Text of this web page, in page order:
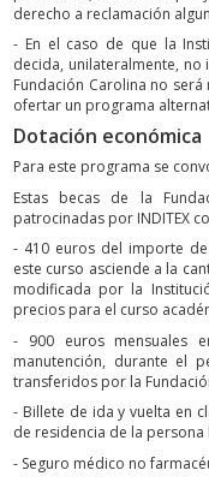
derecho a reclamación
- En el caso de que la
decida, unilateralmente,
Fundación Carolina no
ofertar un programa
Dotación económica
Para este programa se
Estas becas de la
patrocinadas por INDITEX
- 410 euros del importe
este curso asciende a la
modificada por la
precios para el curso
- 900 euros mensuales
manutención, durante el
transferidos por la
- Billete de ida y vuelta en
de residencia de la persona
- Seguro médico no